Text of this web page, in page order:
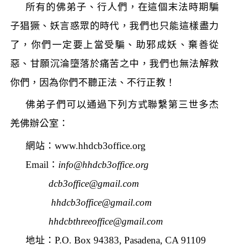
所有的佛弟子、行人們，在這個末法時期騙
子猖獗、妖言惑眾的時代，我們也只能這樣盡力
了，你們一定要上當受騙、助邪成妖、棄善從
惡、甘願沉淪墮落於痛苦之中，我們也無法解救
你們，因為你們不聽正法、不行正教！
佛弟子們可以通過下列方式聯繫第三世多杰
羌佛辦公室：
網站：www.hhdcb3office.org
Email ： info@hhdcb3office.org
dcb3office@gmail.com
hhdcb3office@gmail.com
hhdcbthreeoffice@gmail.com
地址：P.O. Box 94383, Pasadena, CA 91109